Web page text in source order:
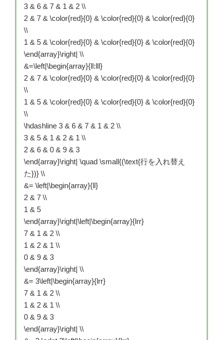
3 & 6 & 7 & 1 & 2 \\
2 & 7 & \color{red}{0} & \color{red}{0} & \color{red}{0}
\\
1 & 5 & \color{red}{0} & \color{red}{0} & \color{red}{0}
\end{array}\right| \\
&=\left|\begin{array}{ll:lll}
2 & 7 & \color{red}{0} & \color{red}{0} & \color{red}{0}
\\
1 & 5 & \color{red}{0} & \color{red}{0} & \color{red}{0}
\\
\hdashline 3 & 6 & 7 & 1 & 2 \\
3 & 5 & 1 & 2 & 1 \\
2 & 6 & 0 & 9 & 3
\end{array}\right| \quad \small{(\text{行を入れ替え
た})} \\
&= \left|\begin{array}{ll}
2 & 7 \\
1 & 5
\end{array}\right|\left|\begin{array}{lrr}
7 & 1 & 2 \\
1 & 2 & 1 \\
0 & 9 & 3
\end{array}\right| \\
&= 3\left|\begin{array}{lrr}
7 & 1 & 2 \\
1 & 2 & 1 \\
0 & 9 & 3
\end{array}\right| \\